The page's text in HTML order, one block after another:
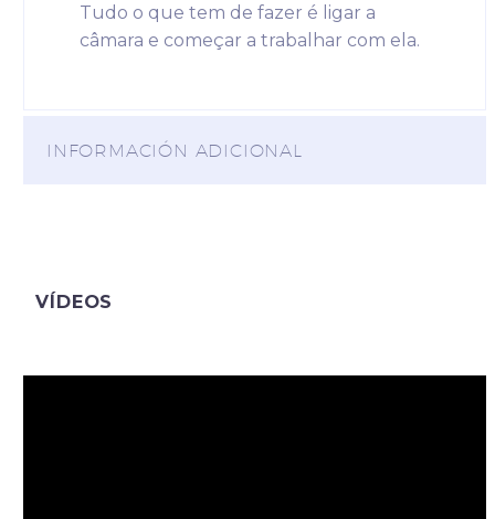
Tudo o que tem de fazer é ligar a
câmara e começar a trabalhar com ela.
INFORMACIÓN ADICIONAL
VÍDEOS